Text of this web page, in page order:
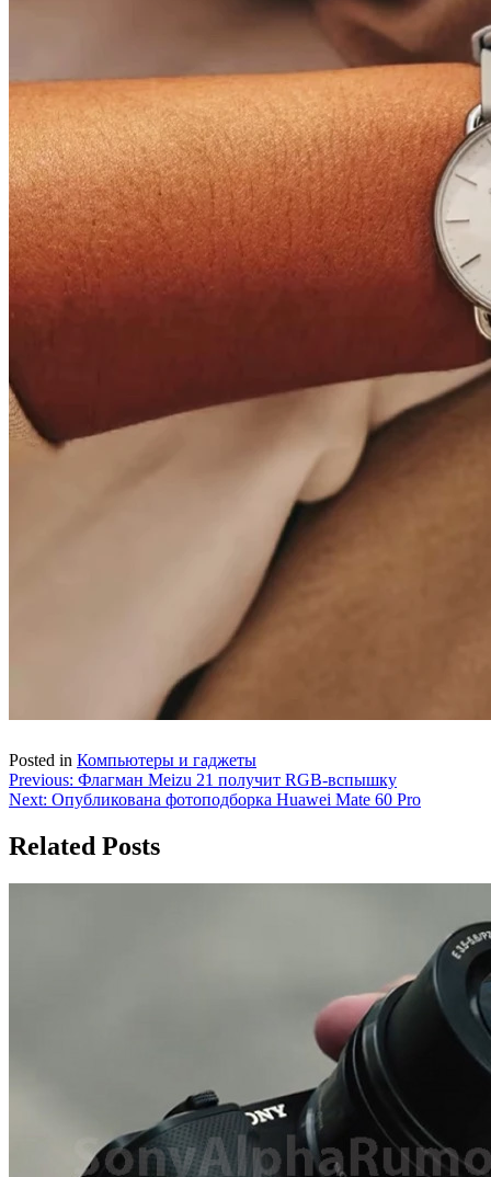
Posted in Компьютеры и гаджеты
Навигация
по
записям
Previous: Флагман Meizu 21 получит RGB-вспышку
Next: Опубликована фотоподборка Huawei Mate 60 Pro
Related Posts